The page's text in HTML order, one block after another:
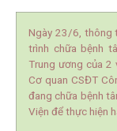
Ngày 23/6, thông
trình chữa bệnh
Trung ương của 2
Cơ quan CSĐT
đang chữa bệnh
Viện để thực hiện